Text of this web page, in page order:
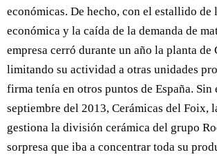
económicas. De hecho, con el estallido de
económica y la caída de la demanda de
empresa cerró durante un año la planta de
limitando su actividad a otras unidades
firma tenía en otros puntos de España. Sin
septiembre del 2013, Cerámicas del Foix,
gestiona la división cerámica del grupo
sorpresa que iba a concentrar toda su